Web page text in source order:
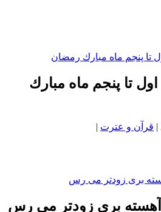
اول تا پنجم ماه مبارك
| قرآن و عترت |
آهسته بری زودتر می رس